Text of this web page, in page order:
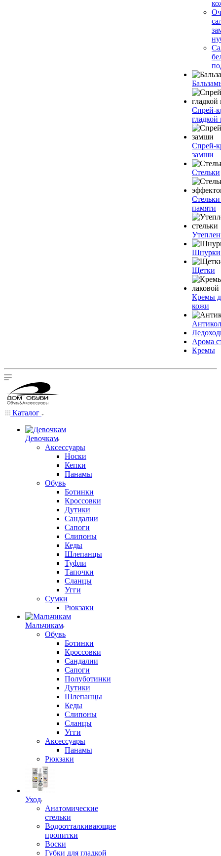
Спрей-
Спрей-
замши
Стельки
памяти
Шнурки
Щетки
Кремы
кожи
Арома
Кремы
Каталог
Девочкам
Аксессуары
Носки
Кепки
Панамы
Обувь
Ботинки
Кроссовки
Дутики
Сандалии
Сапоги
Слипоны
Кеды
Шлепанцы
Туфли
Тапочки
Сланцы
Угги
Сумки
Рюкзаки
Мальчикам
Обувь
Ботинки
Кроссовки
Сандалии
Сапоги
Полуботинки
Дутики
Шлепанцы
Кеды
Слипоны
Сланцы
Угги
Аксессуары
Панамы
Рюкзаки
Уход
Анатомические
стельки
Водоотталкивающие
пропитки
Воски
Губки для гладкой